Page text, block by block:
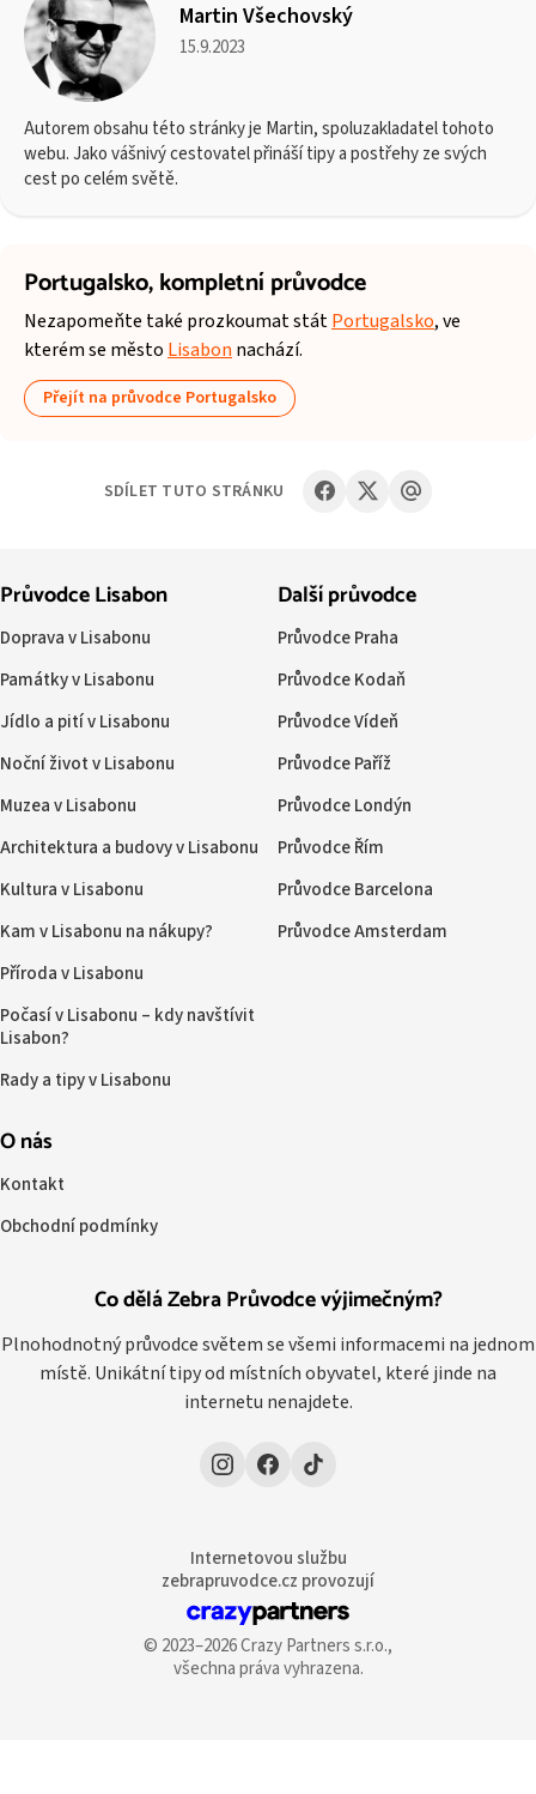
Martin Všechovský
15.9.2023
Autorem obsahu této stránky je Martin, spoluzakladatel tohoto
webu. Jako vášnivý cestovatel přináší tipy a postřehy ze svých
cest po celém světě.
Portugalsko,kompletní průvodce
Nezapomeňte také prozkoumat státPortugalsko, ve
kterém se město Lisabon nachází.
Přejít na průvodce Portugalsko
SDÍLET TUTO STRÁNKU
Co dělá Zebra Průvodce výjimečným?
Plnohodnotný průvodce světem se všemi informacemi na jednom
místě. Unikátní tipy od místních obyvatel, které jinde na
internetu nenajdete.
Průvodce Lisabon
Doprava v Lisabonu
Památky v Lisabonu
Jídlo a pití v Lisabonu
Noční život v Lisabonu
Muzea v Lisabonu
Architektura a budovy v Lisabonu
Kultura v Lisabonu
Kam v Lisabonu na nákupy?
Příroda v Lisabonu
Počasí v Lisabonu – kdy navštívit
Lisabon?
Rady a tipy v Lisabonu
Další průvodce
Průvodce Praha
Průvodce Kodaň
Průvodce Vídeň
Průvodce Paříž
Průvodce Londýn
Průvodce Řím
Průvodce Barcelona
Průvodce Amsterdam
O nás
Kontakt
Obchodní podmínky
Internetovou službu
zebrapruvodce.cz provozují
© 2023–2026 Crazy Partners s.r.o.,
všechna práva vyhrazena.